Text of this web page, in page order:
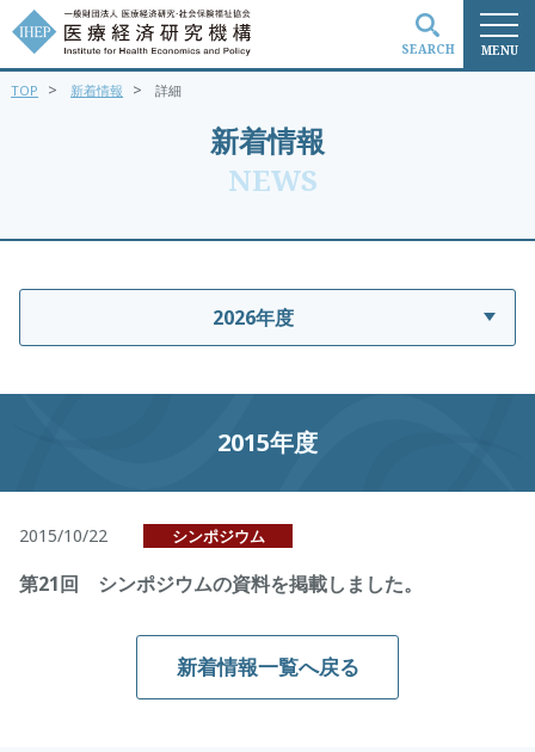
MENU
SEARCH
新着情報
NEWS
TOP > 新着情報 > 詳細
2026年度
2015年度
2015/10/22 シンポジウム
第21回 シンポジウムの資料を掲載しました。
新着情報一覧へ戻る